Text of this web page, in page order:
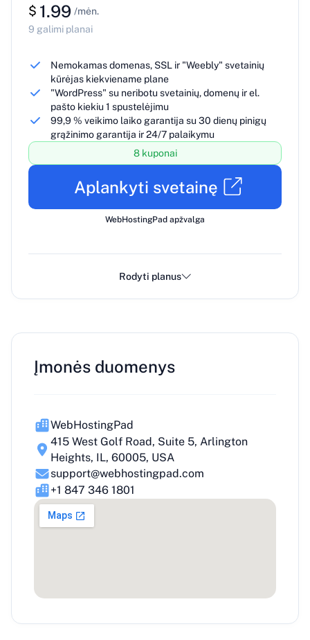
$ 1.99 /mėn.
9 galimi planai
Nemokamas domenas, SSL ir "Weebly" svetainių
kūrėjas kiekviename plane
"WordPress" su neribotu svetainių, domenų ir el.
pašto kiekiu 1 spustelėjimu
99,9 % veikimo laiko garantija su 30 dienų pinigų
grąžinimo garantija ir 24/7 palaikymu
8 kuponai
Aplankyti svetainę
WebHostingPad apžvalga
Rodyti planus
Įmonės duomenys
WebHostingPad
415 West Golf Road, Suite 5, Arlington
Heights, IL, 60005, USA
support@webhostingpad.com
+1 847 346 1801